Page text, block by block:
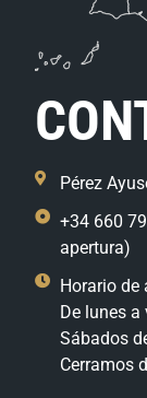
Pérez
+34 660
apertura)
Horario de
De lunes a
Sábados
Cerramos